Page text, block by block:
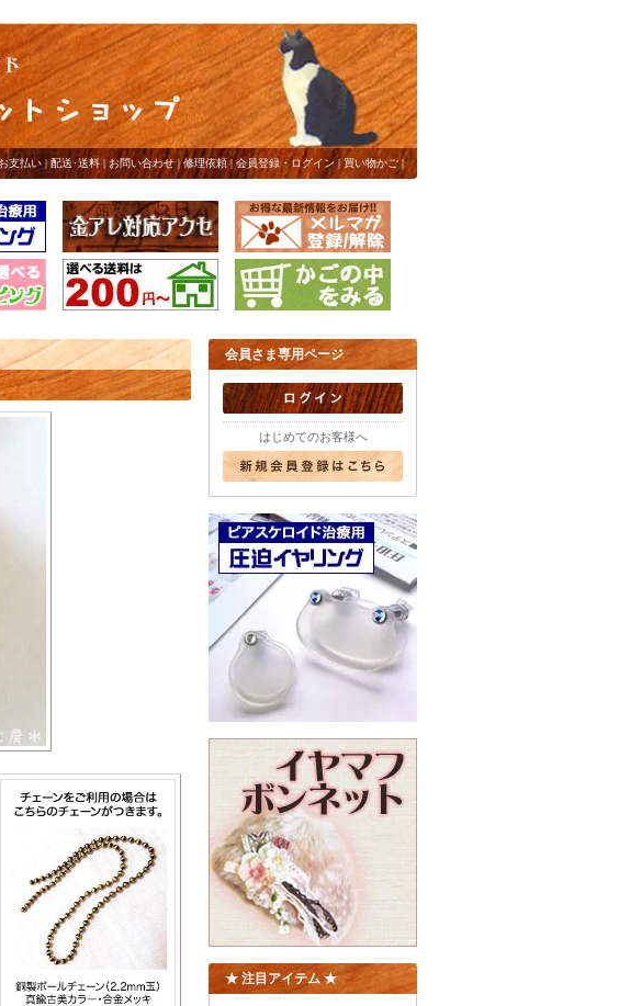
お支払い |配送･送料 | お問い合わせ|修理依頼|会員登録・ログイン | 買い物かご|
会員さま専用ページ
はじめてのお客様へ
★ 注目アイテム ★